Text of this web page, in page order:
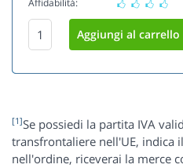
Affidabilità:
[1]Se possiedi la partita IVA
transfrontaliere nell'UE, indica
nell'ordine, riceverai la merce